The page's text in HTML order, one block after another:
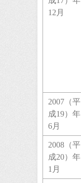
12月
2007（平
成19）年
6月
2008（平
成20）年
1月